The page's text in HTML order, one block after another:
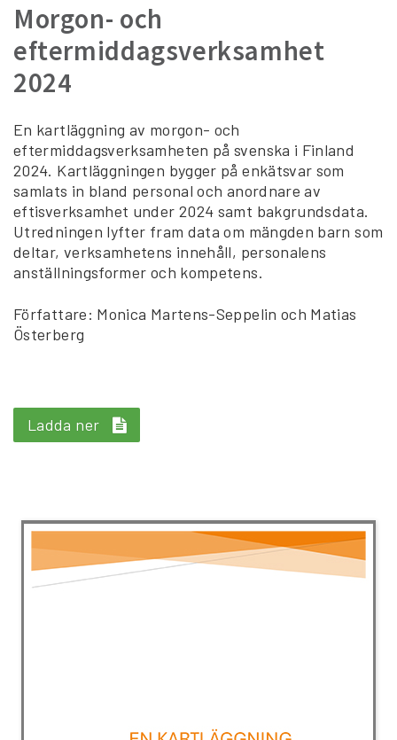
Morgon- och
eftermiddagsverksamhet
2024
En kartläggning av morgon- och
eftermiddagsverksamheten på svenska i Finland
2024. Kartläggningen bygger på enkätsvar som
samlats in bland personal och anordnare av
eftisverksamhet under 2024 samt bakgrundsdata.
Utredningen lyfter fram data om mängden barn som
deltar, verksamhetens innehåll, personalens
anställningsformer och kompetens.
Författare: Monica Martens-Seppelin och Matias
Österberg
Ladda ner